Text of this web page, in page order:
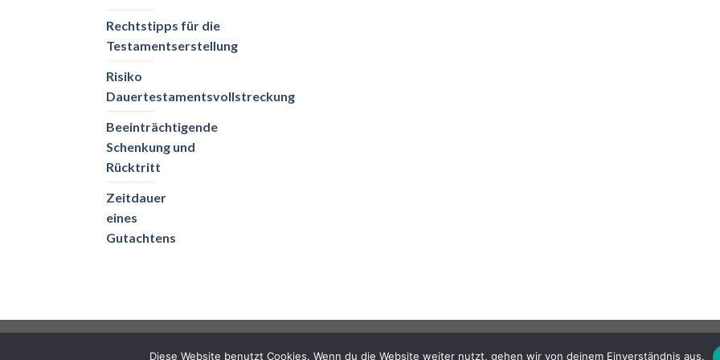
Rechtstipps für die
Testamentserstellung
Risiko
Dauertestamentsvollstreckung
Beeinträchtigende
Schenkung und
Rücktritt
Zeitdauer
eines
Gutachtens
Diese Website benutzt Cookies. Wenn du die Website weiter nutzt, gehen wir von deinem Einverständnis aus.